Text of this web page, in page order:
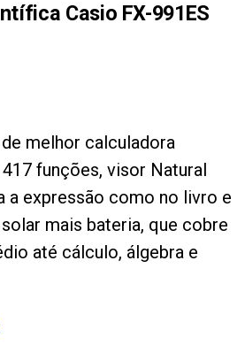
Casio FX-991ES
melhor calculadora
funções, visor Natural
a expressão como no livro e
mais bateria, que cobre
até cálculo, álgebra e